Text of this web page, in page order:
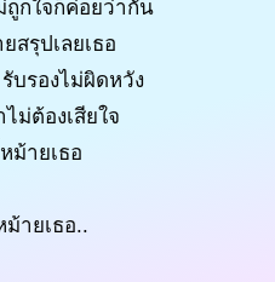
กใจก็ค่อยว่ากัน
สรุปเลยเธอ
บรองไม่ผิดหวัง
ม่ต้องเสียใจ
ม้ายเธอ
ายเธอ..